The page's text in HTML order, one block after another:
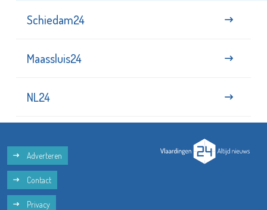
Schiedam24
Maassluis24
NL24
Adverteren
Contact
Privacy